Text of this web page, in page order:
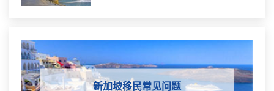
新加坡移民常见问题